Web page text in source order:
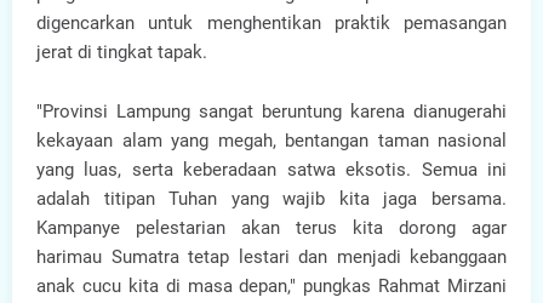
digencarkan untuk menghentikan praktik pemasangan
jerat di tingkat tapak.
"Provinsi Lampung sangat beruntung karena dianugerahi
kekayaan alam yang megah, bentangan taman nasional
yang luas, serta keberadaan satwa eksotis. Semua ini
adalah titipan Tuhan yang wajib kita jaga bersama.
Kampanye pelestarian akan terus kita dorong agar
harimau Sumatra tetap lestari dan menjadi kebanggaan
anak cucu kita di masa depan," pungkas Rahmat Mirzani